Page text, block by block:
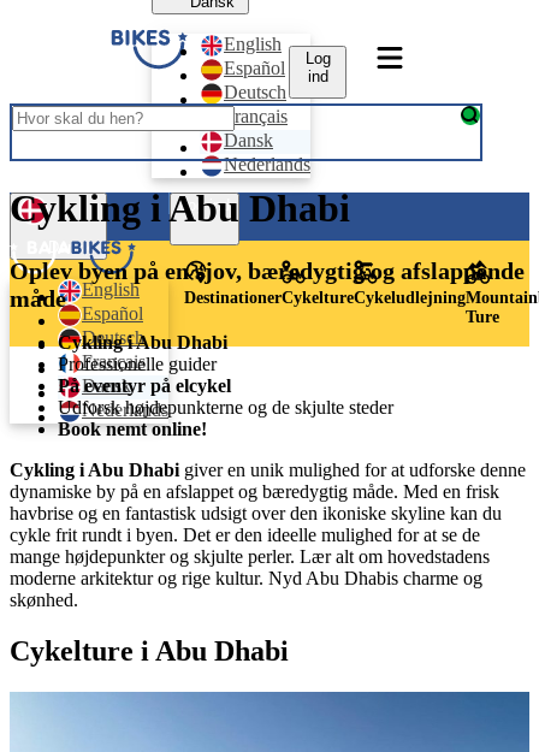
English
Español
Deutsch
Français
Dansk
Nederlands
Log
ind
Dansk
English
Español
Deutsch
Français
Dansk
Nederlands
Log ind
DestinationerCykeltureCykeludlejning
Ture
Cykling i Abu Dhabi
Oplev byen på en sjov, bæredygtig og afslappende
måde
Cykling i Abu Dhabi
Professionelle guider
På eventyr på elcykel
Udforsk højdepunkterne og de skjulte steder
Book nemt online!
Cykling i Abu Dhabi giver en unik mulighed for at udforske denne
dynamiske by på en afslappet og bæredygtig måde. Med en frisk
havbrise og en fantastisk udsigt over den ikoniske skyline kan du
cykle frit rundt i byen. Det er den ideelle mulighed for at se de
mange højdepunkter og skjulte perler. Lær alt om hovedstadens
moderne arkitektur og rige kultur. Nyd Abu Dhabis charme og
skønhed.
Cykelture i Abu Dhabi